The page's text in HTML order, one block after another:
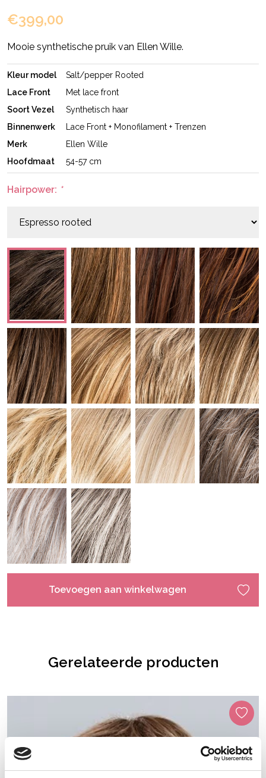
€399,00
Mooie synthetische pruik van Ellen Wille.
Kleur model
Salt/pepper Rooted
Lace Front
Met lace front
Soort Vezel
Synthetisch haar
Binnenwerk
Lace Front + Monofilament + Trenzen
Merk
Ellen Wille
Hoofdmaat
54-57 cm
Hairpower: *
Toevoegen aan winkelwagen
Gerelateerde producten